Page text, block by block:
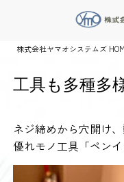
株式会社ヤマオシステムズ
工具も多種多
ネジ締めから穴開け
優れモノ工具「ペン